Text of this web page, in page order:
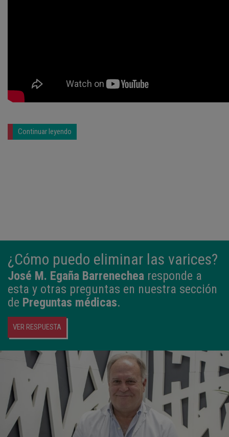
Continuar leyendo
¿Cómo puedo eliminar las varices?
José M. Egaña Barrenechea responde a
esta y otras preguntas en nuestra sección
de Preguntas médicas.
VER RESPUESTA